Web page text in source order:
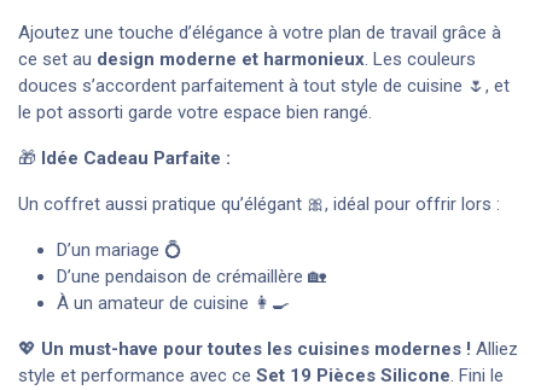
Ajoutez une touche d’élégance à votre plan de travail grâce à
ce set au design moderne et harmonieux. Les couleurs
douces s’accordent parfaitement à tout style de cuisine 🌷, et
le pot assorti garde votre espace bien rangé.
🎁 Idée Cadeau Parfaite :
Un coffret aussi pratique qu’élégant 🎀, idéal pour offrir lors :
D’un mariage 💍
D’une pendaison de crémaillère 🏡
À un amateur de cuisine 👩‍🍳
💖 Un must-have pour toutes les cuisines modernes ! Alliez
style et performance avec ce Set 19 Pièces Silicone. Fini le